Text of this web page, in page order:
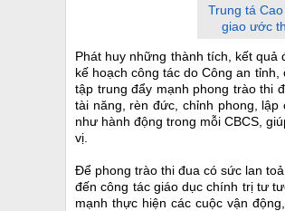
Trung tá
giao ước
Phát huy những thành tích, kết quả
kế hoạch công tác do Công an
tập trung đẩy mạnh phong trào thi
tài năng, rèn đức, chỉnh phong,
như hành động trong mỗi CBCS,
vị.
Để phong trào thi đua có sức lan
đến công tác giáo dục chính trị tư
mạnh thực hiện các cuộc vận